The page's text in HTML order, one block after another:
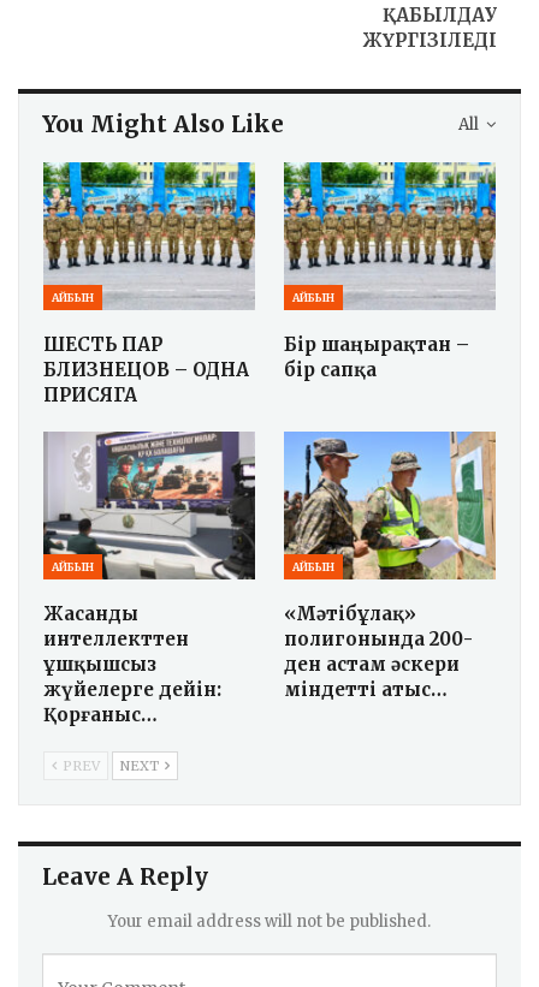
ҚАБЫЛДАУ
ЖҮРГІЗІЛЕДІ
All
You Might Also Like
АЙБЫН
ШЕСТЬ ПАР
БЛИЗНЕЦОВ – ОДНА
ПРИСЯГА
АЙБЫН
Бір шаңырақтан –
бір сапқа
АЙБЫН
Жасанды
интеллекттен
ұшқышсыз
жүйелерге дейін:
Қорғаныс…
АЙБЫН
«Мәтібұлақ»
полигонында 200-
ден астам әскери
міндетті атыс…
PREV NEXT
Leave A Reply
Your email address will not be published.